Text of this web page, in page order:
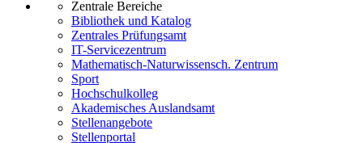
Zentrale Bereiche
Bibliothek und Katalog
Zentrales Prüfungsamt
IT-Servicezentrum
Mathematisch-Naturwissensch. Zentrum
Sport
Hochschulkolleg
Akademisches Auslandsamt
Stellenangebote
Stellenportal